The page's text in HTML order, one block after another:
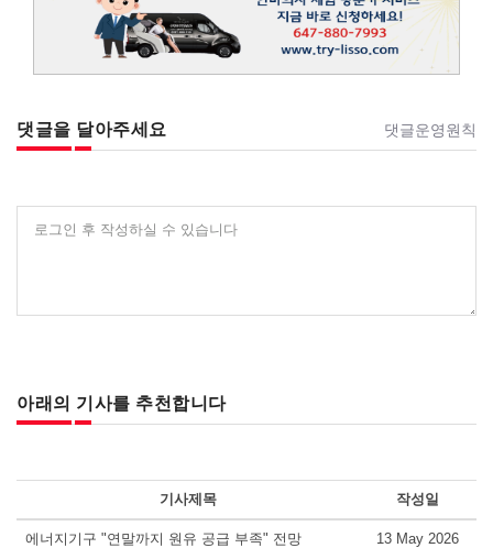
댓글을 달아주세요 댓글운영원칙
로그인 후 작성하실 수 있습니다
아래의 기사를 추천합니다
기사제목 작성일
에너지기구 "연말까지 원유 공급 부족" 전망 13 May 2026